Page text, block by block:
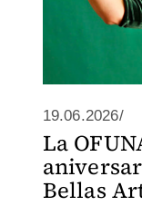
19.06.2026/
La
Bellas